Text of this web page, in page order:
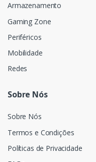
Armazenamento
Gaming Zone
Periféricos
Mobilidade
Redes
Sobre Nós
Sobre Nós
Termos e Condições
Políticas de Privacidade